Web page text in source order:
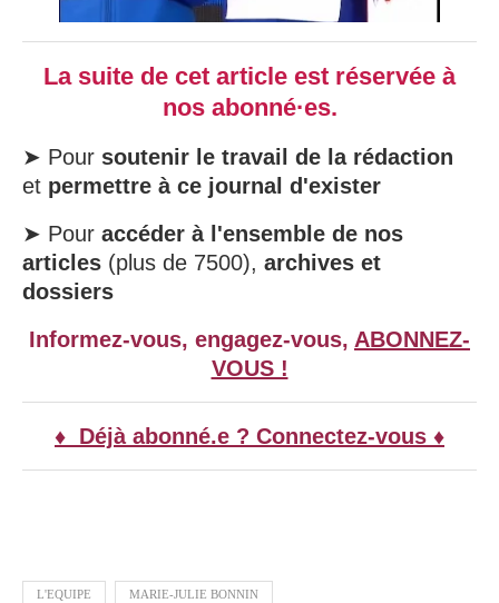
La suite de cet article est réservée à
nos abonné·es.
➤ Pour soutenir le travail de la rédaction
et permettre à ce journal d'exister
➤ Pour accéder à l'ensemble de nos
articles (plus de 7500), archives et
dossiers
Informez-vous, engagez-vous, ABONNEZ-
VOUS !
♦ Déjà abonné.e ? Connectez-vous ♦
L'EQUIPE MARIE-JULIE BONNIN